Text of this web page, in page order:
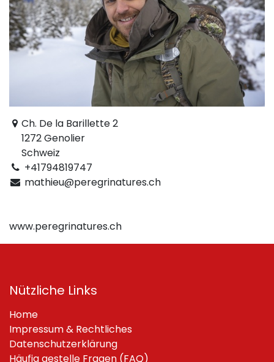
Ch. De la Barillette 2
1272 Genolier
Schweiz
+41794819747
mathieu@peregrinatures.ch
www.peregrinatures.ch
Nützliche Links
Home
Impressum & Rechtliches
Datenschutzerklärung
Häufig gestelle Fragen (FAQ)